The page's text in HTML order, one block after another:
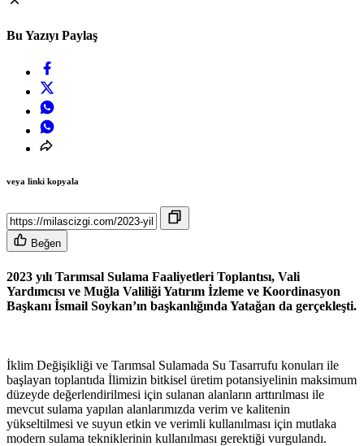
Bu Yazıyı Paylaş
veya linki kopyala
Beğen
2023 yılı Tarımsal Sulama Faaliyetleri Toplantısı, Vali
Yardımcısı ve Muğla Valiliği Yatırım İzleme ve Koordinasyon
Başkanı İsmail Soykan’ın başkanlığında Yatağan da gerçekleşti.
İklim Değişikliği ve Tarımsal Sulamada Su Tasarrufu konuları ile
başlayan toplantıda İlimizin bitkisel üretim potansiyelinin maksimum
düzeyde değerlendirilmesi için sulanan alanların arttırılması ile
mevcut sulama yapılan alanlarımızda verim ve kalitenin
yükseltilmesi ve suyun etkin ve verimli kullanılması için mutlaka
modern sulama tekniklerinin kullanılması gerektiği vurgulandı.